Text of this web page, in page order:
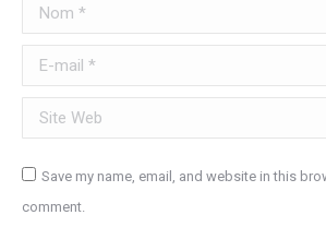
Nom *
E-mail *
Site Web
Save my name, email, and website in this
comment.